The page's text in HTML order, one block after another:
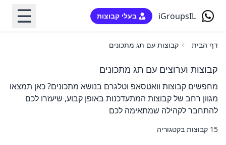
iGroupsIL בעלי קבוצות ☰
דף הבית קבוצות עם תג מתכונים
קבוצות וערוצים עם תג מתכונים
מחפשים קבוצות וואטסאפ וטלגרם בנושא מתכונים? כאן תמצאו
מגוון רחב של קבוצות המתעדכנות באופן קבוע, שיעזרו לכם
להתחבר לקהילה שמתאימה לכם
15 קבוצות בקטגוריה